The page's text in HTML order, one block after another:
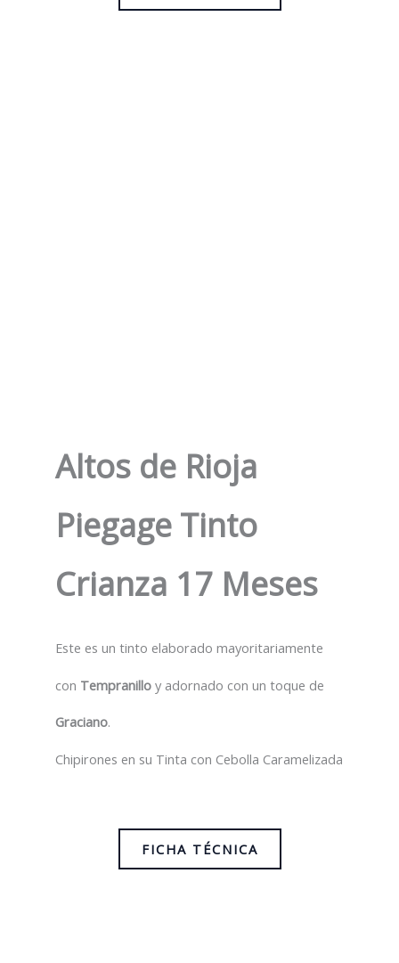
Altos de Rioja
Piegage Tinto
Crianza 17 Meses
Este es un tinto elaborado mayoritariamente
con Tempranilloy adornado con un toque de
Graciano.
Chipirones en su Tinta con Cebolla Caramelizada
FICHA TÉCNICA